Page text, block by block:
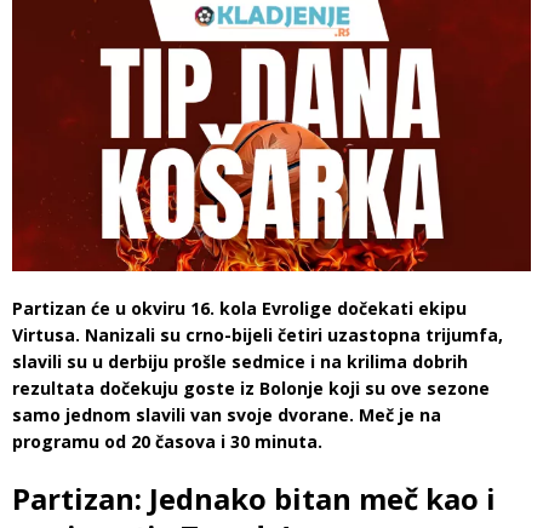
Partizan će u okviru 16. kola Evrolige dočekati ekipu
Virtusa. Nanizali su crno-bijeli četiri uzastopna trijumfa,
slavili su u derbiju prošle sedmice i na krilima dobrih
rezultata dočekuju goste iz Bolonje koji su ove sezone
samo jednom slavili van svoje dvorane. Meč je na
programu od 20 časova i 30 minuta.
Partizan: Jednako bitan meč kao i